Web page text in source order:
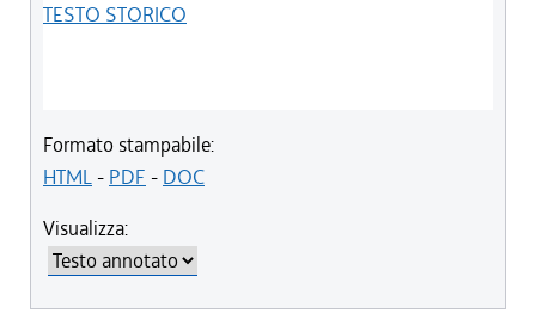
TESTO STORICO
Formato stampabile:
HTML- PDF - DOC
Visualizza: